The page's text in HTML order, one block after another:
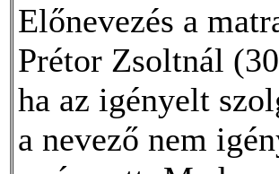
Előnevezés a
Prétor Zsoltnál
ha az igényelt
a nevező nem